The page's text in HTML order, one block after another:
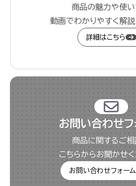
商品の魅力や使
動画でわかりやすく解
詳細はこちら
お問い合わせフ
商品に関するご
こちらからお聞かせく
お問い合わせフォー